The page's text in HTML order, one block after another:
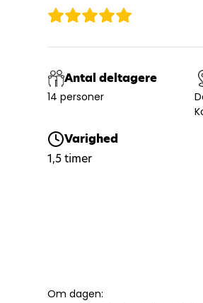
Antal deltagere
14 personer
Varighed
1,5 timer
Om dagen: